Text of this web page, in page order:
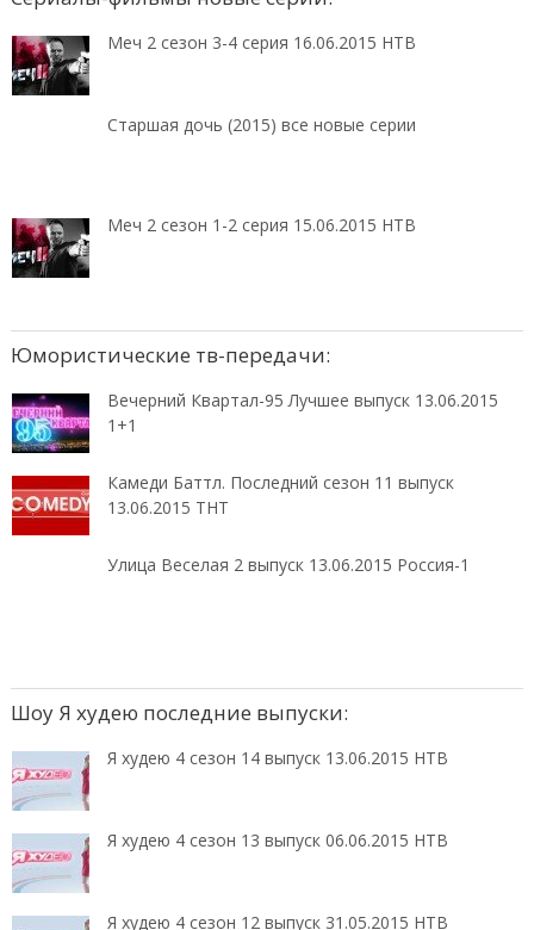
Меч 2 сезон 3-4 серия 16.06.2015 НТВ
Старшая дочь (2015) все новые серии
Меч 2 сезон 1-2 серия 15.06.2015 НТВ
Юмористические тв-передачи:
Вечерний Квартал-95 Лучшее выпуск 13.06.2015
1+1
Камеди Баттл. Последний сезон 11 выпуск
13.06.2015 ТНТ
Улица Веселая 2 выпуск 13.06.2015 Россия-1
Шоу Я худею последние выпуски:
Я худею 4 сезон 14 выпуск 13.06.2015 НТВ
Я худею 4 сезон 13 выпуск 06.06.2015 НТВ
Я худею 4 сезон 12 выпуск 31.05.2015 НТВ